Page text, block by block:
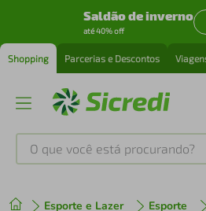
Saldão de inverno
até 40% off
Shopping Parcerias e Descontos
O que você está procurando?
Esporte e Lazer Esporte